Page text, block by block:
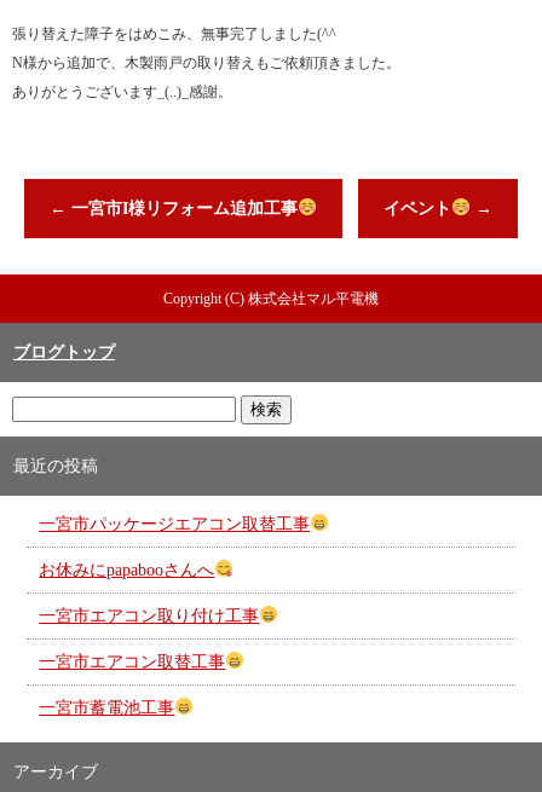
張り替えた障子をはめこみ、無事完了しました(^^ゞ
N様から追加で、木製雨戸の取り替えもご依頼頂きました。
ありがとうございます_(..)_感謝。
← 一宮市I様リフォーム追加工事 イベント →
Copyright (C) 株式会社マル平電機
ブログトップ
最近の投稿
一宮市パッケージエアコン取替工事
お休みにpapabooさんへ
一宮市エアコン取り付け工事
一宮市エアコン取替工事
一宮市蓄電池工事
アーカイブ